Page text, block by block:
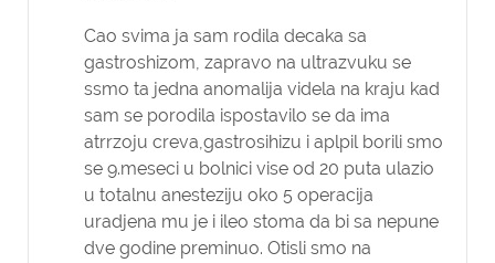
Cao svima ja sam rodila decaka sa
gastroshizom, zapravo na ultrazvuku se
ssmo ta jedna anomalija videla na kraju kad
sam se porodila ispostavilo se da ima
atrrzoju creva,gastrosihizu i aplpil borili smo
se 9.meseci u bolnici vise od 20 puta ulazio
u totalnu anesteziju oko 5 operacija
uradjena mu je i ileo stoma da bi sa nepune
dve godine preminuo. Otisli smo na